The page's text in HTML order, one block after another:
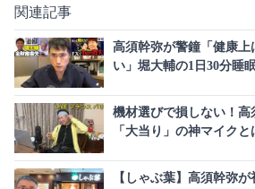
関連記事
高須幹弥が警鐘「健康
い」堀大輔の1日30分睡
機材選びで損しない！高
「大当り」の神マイクと
【しゃぶ葉】高須幹弥